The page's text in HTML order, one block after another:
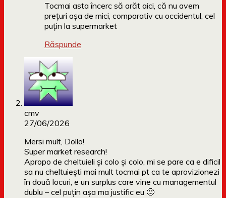
Tocmai asta încerc să arăt aici, că nu avem
prețuri așa de mici, comparativ cu occidentul, cel
puțin la supermarket
Răspunde
cmv
27/06/2026
Mersi mult, Dollo!
Super market research!
Apropo de cheltuieli și colo și colo, mi se pare ca e dificil
sa nu cheltuiești mai mult tocmai pt ca te aprovizionezi
în două locuri, e un surplus care vine cu managementul
dublu – cel puțin așa ma justific eu 🙂